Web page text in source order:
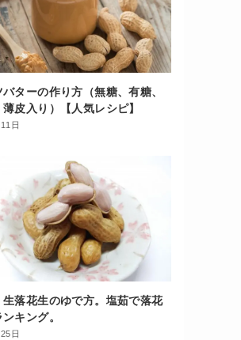
ターの作り方（無糖、有糖、
皮入り）【人気レシピ】
日
生落花生のゆで方。塩茹で落花
キング。
日